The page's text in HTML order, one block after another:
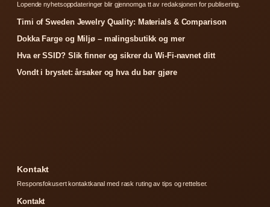
Lopende nyhetsoppdateringer blir gjennomga tt av redaksjonen for publisering.
Timi of Sweden Jewelry Quality: Materials & Comparison
Dokka Farge og Miljø – malingsbutikk og mer
Hva er SSID? Slik finner og sikrer du Wi-Fi-navnet ditt
Vondt i brystet: årsaker og hva du bør gjøre
Kontakt
Responsfokusert kontaktkanal med rask ruting av tips og rettelser.
Kontakt